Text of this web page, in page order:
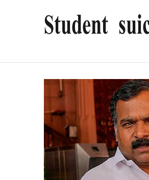
Student